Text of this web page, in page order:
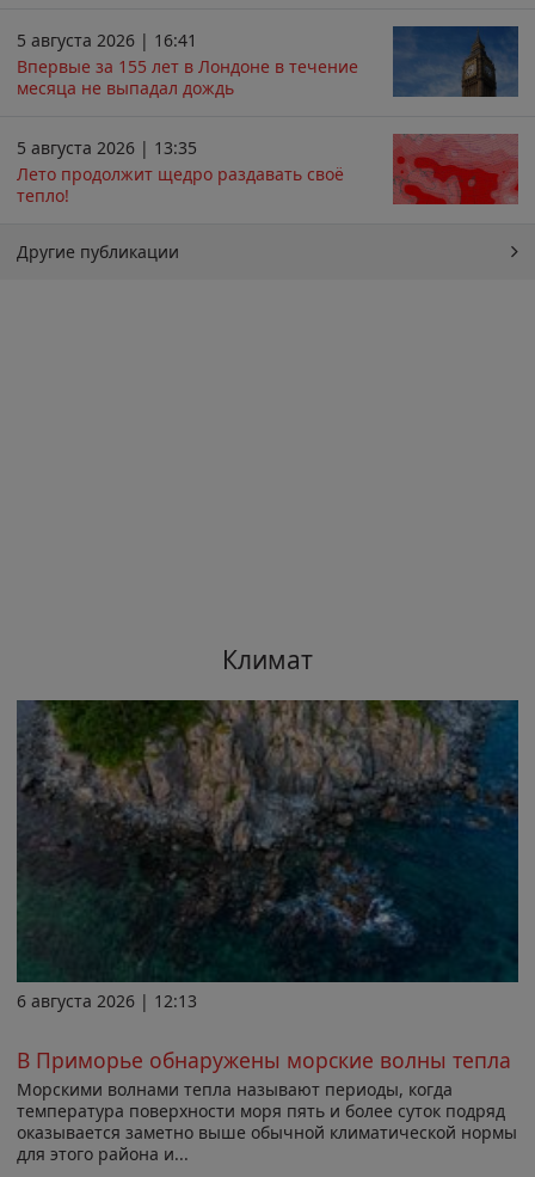
5 августа 2026 | 16:41
Впервые за 155 лет в Лондоне в течение
месяца не выпадал дождь
5 августа 2026 | 13:35
Лето продолжит щедро раздавать своё
тепло!
Другие публикации
Климат
6 августа 2026 | 12:13
В Приморье обнаружены морские волны тепла
Морскими волнами тепла называют периоды, когда
температура поверхности моря пять и более суток подряд
оказывается заметно выше обычной климатической нормы
для этого района и...